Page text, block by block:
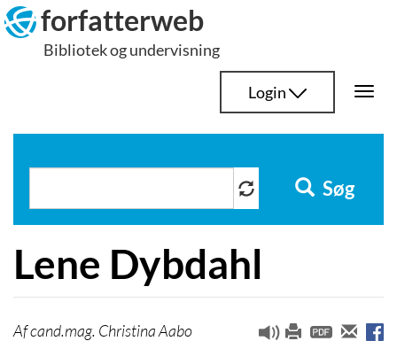
Hop
til
indhold
forfatterweb
Bibliotek og undervisning
Login
Søg
Lene Dybdahl
cand.mag. Christina Aabo